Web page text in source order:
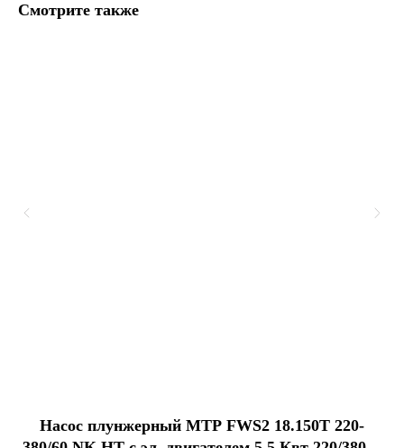
Смотрите также
Насос плунжерный MTP FWS2 18.150T 220-